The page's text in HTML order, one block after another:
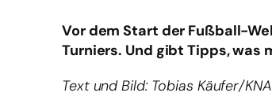
Vor dem Start der Fußball-
Turniers. Und gibt Tipps, was
Text und Bild: Tobias Käufer/KNA